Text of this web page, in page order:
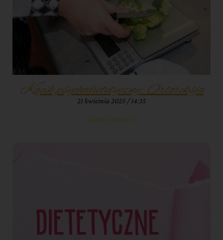
Kącik psychodietetyczny: Ortoreksja
21 kwietnia 2025 14:35
Czytaj więcej »